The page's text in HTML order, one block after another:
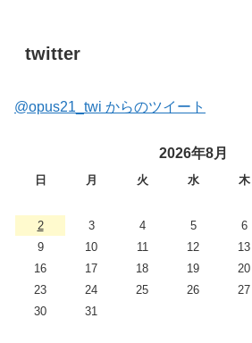
twitter
@opus21_twi からのツイート
2026年8月
日 月 火 水 木
2
3 4 5 6
9
10 11 12 13
16
17 18 19 20
23
24 25 26 27
30
31